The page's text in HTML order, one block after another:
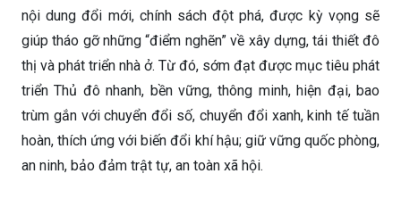
nội dung đổi mới, chính sách đột phá, được kỳ vọng sẽ
giúp tháo gỡ những “điểm nghẽn” về xây dựng, tái thiết đô
thị và phát triển nhà ở. Từ đó, sớm đạt được mục tiêu phát
triển Thủ đô nhanh, bền vững, thông minh, hiện đại, bao
trùm gắn với chuyển đổi số, chuyển đổi xanh, kinh tế tuần
hoàn, thích ứng với biến đổi khí hậu; giữ vững quốc phòng,
an ninh, bảo đảm trật tự, an toàn xã hội.